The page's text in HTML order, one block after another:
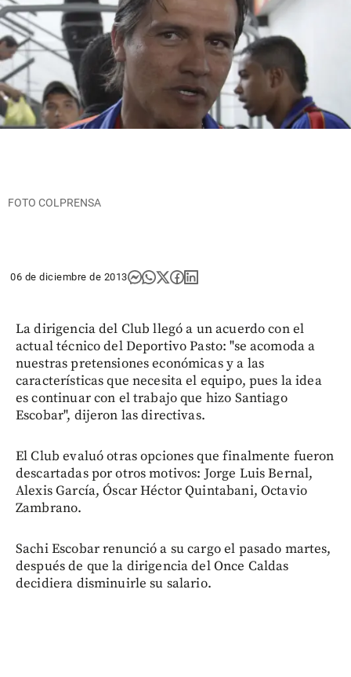
FOTO COLPRENSA
06 de diciembre de 2013
La dirigencia del Club llegó a un acuerdo con el
actual técnico del Deportivo Pasto: "se acomoda a
nuestras pretensiones económicas y a las
características que necesita el equipo, pues la idea
es continuar con el trabajo que hizo Santiago
Escobar", dijeron las directivas.
El Club evaluó otras opciones que finalmente fueron
descartadas por otros motivos: Jorge Luis Bernal,
Alexis García, Óscar Héctor Quintabani, Octavio
Zambrano.
Sachi Escobar renunció a su cargo el pasado martes,
después de que la dirigencia del Once Caldas
decidiera disminuirle su salario.